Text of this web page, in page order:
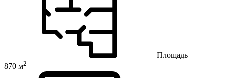
Площадь
870 м2